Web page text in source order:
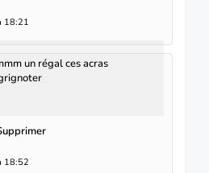
18:21
un régal ces acras
18:52